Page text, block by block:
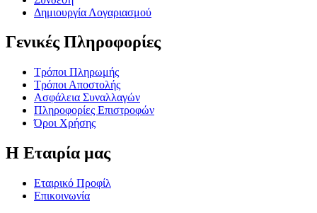
Δημιουργία Λογαριασμού
Γενικές Πληροφορίες
Τρόποι Πληρωμής
Τρόποι Αποστολής
Ασφάλεια Συναλλαγών
Πληροφορίες Επιστροφών
Όροι Χρήσης
Η Εταιρία μας
Εταιρικό Προφίλ
Επικοινωνία